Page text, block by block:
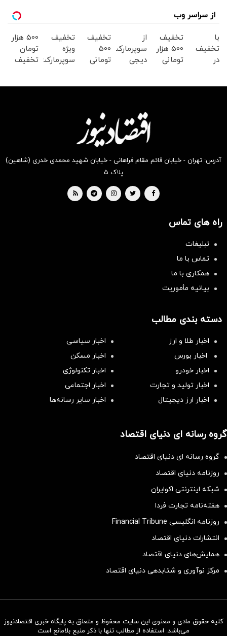
سرمایه‌گذاری همسنگ با شاخص
از سراسر وب
با
تخفیف
در
تخفیف
500 هزار
تومانی
از
سوپرمارکت
دیجی
تخفیف
500
تومانی
تخفیف
ویژه
سوپرمارکت
500 هزار
تومان
تخفیف
آدرس: تهران - خیابان قائم مقام فراهانی - خیابان شهید محمدی خدری (شاهین)
پلاک ۵
راه های تماس
تبلیغات
تماس با ما
همکاری با ما
بیانیه مأموریت
دسته بندی مطالب
اخبار طلا و ارز
اخبار سیاسی
اخبار بورس
اخبار مسکن
اخبار خودرو
اخبار تکنولوژی
اخبار تولید و تجارت
اخبار اجتماعی
اخبار ارز دیجیتال
اخبار سایر رسانه‌‌ها
گروه رسانه ای دنیای اقتصاد
گروه رسانه ای دنیای اقتصاد
روزنامه دنیای اقتصاد
شبکه اینترنتی اکوایران
هفته‌نامه تجارت فردا
روزنامه انگلیسی Financial Tribune
انتشارات دنیای اقتصاد
همایش‌های دنیای اقتصاد
مرکز نوآوری و شتابدهی دنیای اقتصاد
کلیه حقوق مادی و معنوی این سایت محفوظ و متعلق به پایگاه خبری اقتصادنیوز
می‌باشد. استفاده از مطالب تنها با ذکر منبع بلامانع است